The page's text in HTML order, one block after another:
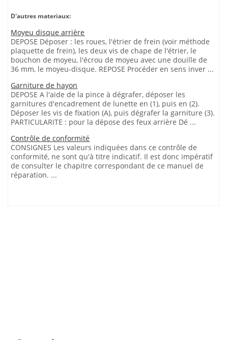
D'autres materiaux:
Moyeu disque arrière
DEPOSE Déposer : les roues, l'étrier de frein (voir méthode
plaquette de frein), les deux vis de chape de l'étrier, le
bouchon de moyeu, l'écrou de moyeu avec une douille de
36 mm, le moyeu-disque. REPOSE Procéder en sens inver ...
Garniture de hayon
DEPOSE A l'aide de la pince à dégrafer, déposer les
garnitures d'encadrement de lunette en (1), puis en (2).
Déposer les vis de fixation (A), puis dégrafer la garniture (3).
PARTICULARITE : pour la dépose des feux arrière Dé ...
Contrôle de conformité
CONSIGNES Les valeurs indiquées dans ce contrôle de
conformité, ne sont qu'à titre indicatif. Il est donc impératif
de consulter le chapitre correspondant de ce manuel de
réparation. ...